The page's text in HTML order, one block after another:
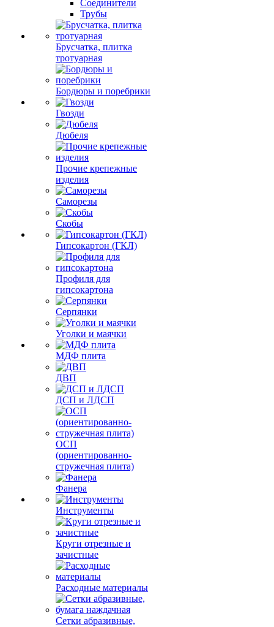
Соединители
Трубы
Брусчатка, плитка
тротуарная
Бордюры и поребрики
Гвозди
Дюбеля
Прочие крепежные
изделия
Саморезы
Скобы
Гипсокартон (ГКЛ)
Профиля для
гипсокартона
Серпянки
Уголки и маячки
МДФ плита
ДВП
ДСП и ЛДСП
ОСП
(ориентированно-
стружечная плита)
Фанера
Инструменты
Круги отрезные и
зачистные
Расходные материалы
Сетки абразивные,